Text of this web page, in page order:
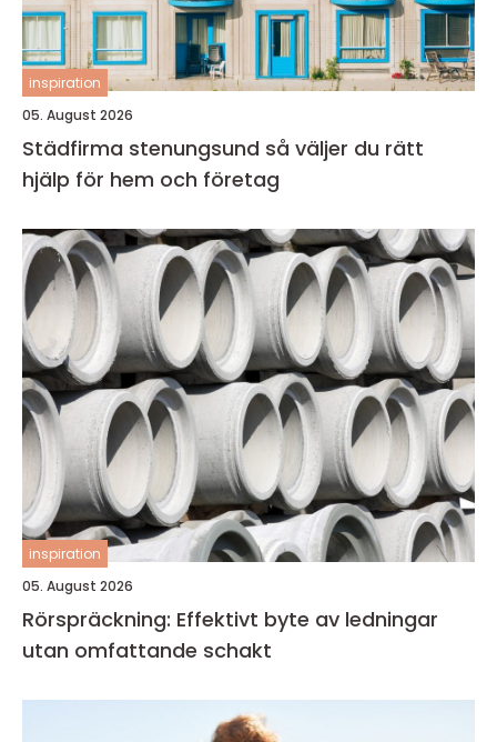
inspiration
05. August 2026
Städfirma stenungsund så väljer du rätt
hjälp för hem och företag
inspiration
05. August 2026
Rörspräckning: Effektivt byte av ledningar
utan omfattande schakt